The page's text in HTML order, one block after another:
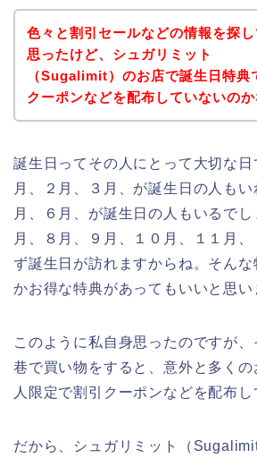
色々と割引セールなどの情報を探し
思ったけど、シュガリミット
（Sugalimit）のお店で誕生日特典
クーポンなどを配布していないのか
誕生日ってその人にとって大切な日
月、２月、３月、が誕生日の人もい
月、６月、が誕生日の人もいるでし
月、８月、９月、１０月、１１月
ず誕生日が訪れますからね。そん
かお得な特典があってもいいと思い
このように私自身思ったのですが
巷で買い物をすると、意外と多く
人限定で割引クーポンなどを配布し
だから、シュガリミット（